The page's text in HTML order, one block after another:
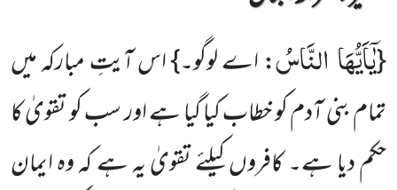
{یٰۤاَیُّهَا النَّاسُ: اے لوگو۔} اس آیتِ مبارکہ میں
تمام بنی آدم کو خطاب کیا گیا ہے اور سب کو تقویٰ کا
حکم دیا ہے۔ کافروں کیلئے تقویٰ یہ ہے کہ وہ ایمان